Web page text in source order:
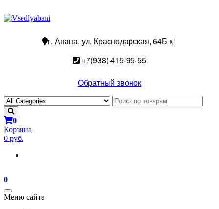
г. Анапа, ул. Краснодарская, 64Б к1
+7(938) 415-95-55
Обратный звонок
0
Корзина
0 руб.
0
Toggle
navigation
Меню сайта